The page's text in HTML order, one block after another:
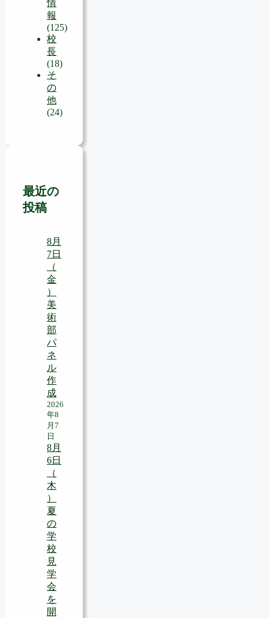
情
報
(125)
校
長
(18)
そ
の
他
(24)
最近の
投稿
8月
7日
（
金
）
美
術
部
パ
ネ
ル
作
成
2026
年8
月7
日
8月
6日
（
木
）
夏
の
学
校
見
学
会
を
開